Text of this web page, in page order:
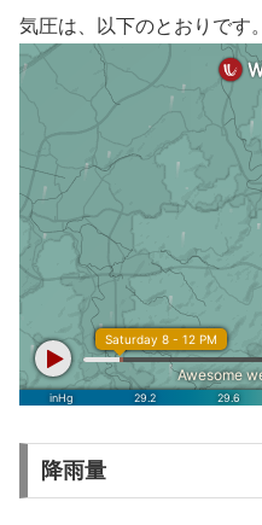
気圧は、以下のとおりです。
降雨量